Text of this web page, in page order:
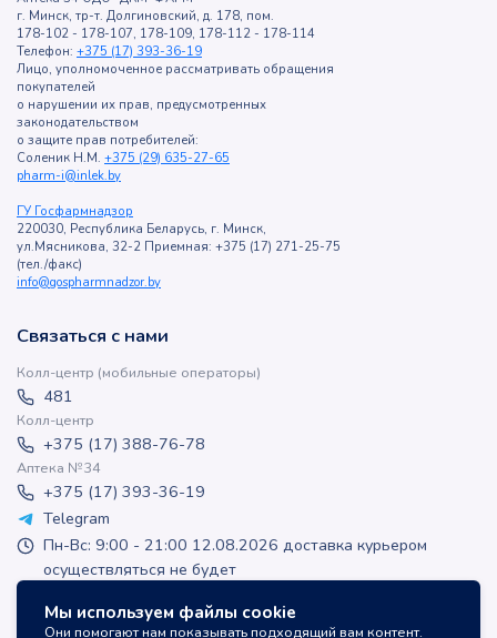
Мы используем файлы cookie
Они помогают нам показывать подходящий вам контент.
г. Минск, тр-т. Долгиновский, д. 178, пом.
178-102 - 178-107, 178-109, 178-112 - 178-114
Телефон: +375 (17) 393-36-19
Лицо, уполномоченное рассматривать обращения
покупателей
о нарушении их прав, предусмотренных
законодательством
о защите прав потребителей:
Соленик Н.М. +375 (29) 635-27-65
pharm-i@inlek.by
ГУ Госфармнадзор
220030, Республика Беларусь, г. Минск,
ул.Мясникова, 32-2 Приемная: +375 (17) 271-25-75
(тел./факс)
info@gospharmnadzor.by
Связаться с нами
Колл-центр (мобильные операторы)
481
Колл-центр
+375 (17) 388-76-78
Аптека №34
+375 (17) 393-36-19
Telegram
Пн-Вс: 9:00 - 21:00 12.08.2026 доставка курьером
осуществляться не будет
inlek_apteka